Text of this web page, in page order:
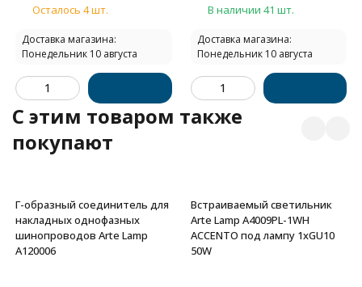
Осталось 4 шт.
Доставка магазина:
Понедельник 10 августа
В наличии 41 шт.
Доставка магазина:
Понедельник 10 августа
C этим товаром также
покупают
Г-образный соединитель для
накладных однофазных
шинопроводов Arte Lamp
A120006
Встраиваемый светильник
Arte Lamp A4009PL-1WH
ACCENTO под лампу 1xGU10
50W